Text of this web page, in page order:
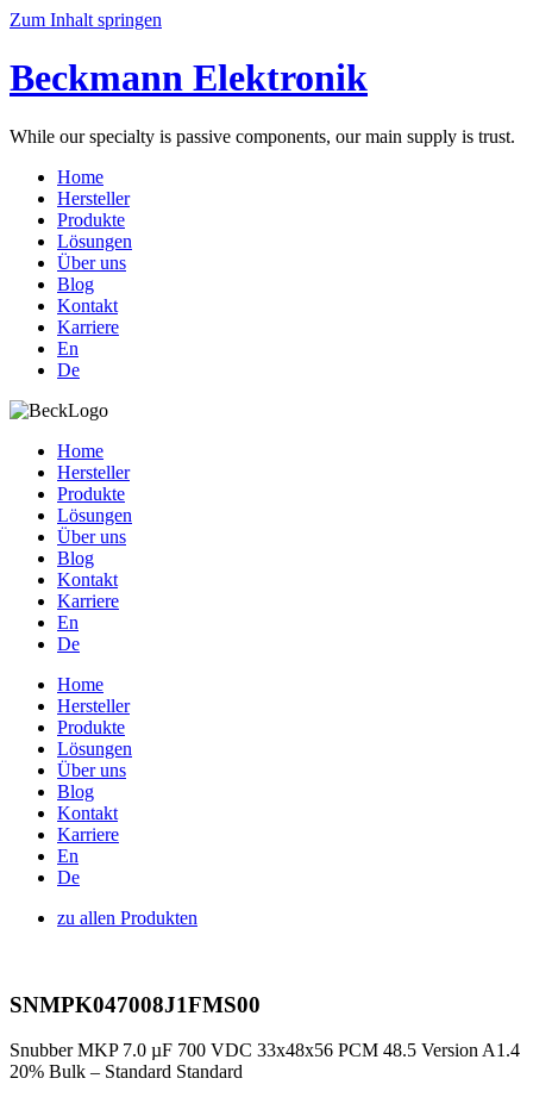
Zum Inhalt springen
Beckmann Elektronik
While our specialty is passive components, our main supply is trust.
Home
Hersteller
Produkte
Lösungen
Über uns
Blog
Kontakt
Karriere
En
De
Home
Hersteller
Produkte
Lösungen
Über uns
Blog
Kontakt
Karriere
En
De
Home
Hersteller
Produkte
Lösungen
Über uns
Blog
Kontakt
Karriere
En
De
zu allen Produkten
SNMPK047008J1FMS00
Snubber MKP 7.0 µF 700 VDC 33x48x56 PCM 48.5 Version A1.4
20% Bulk – Standard Standard